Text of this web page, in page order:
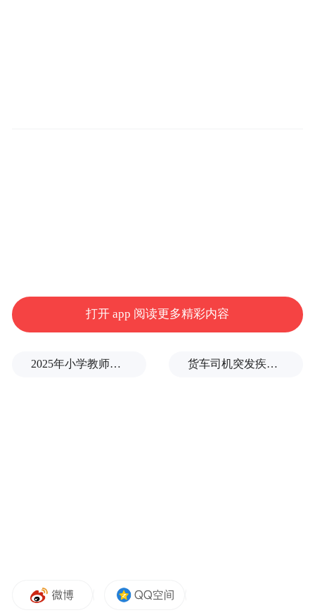
的。这种嘲讽也恰是中国足球从上到下、从
人关注苏超和国足，但并不在意这两件事物
打开 app 阅读更多精彩内容
2025年小学教师减少13.19万 货车司机突发疾病晕倒车轮边，陌生同行第一时间发现并救助